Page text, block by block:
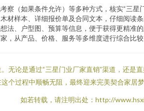
察（如果条件允许）等多种方式，核实“三星
材样本、详细报价单及合同文本，仔细阅读条
法、户型图、预算等信息，便于获得更精准的
，从产品、价格、服务等多维度进行综合比较
无论是通过“三星门业厂家直销”渠道，还是
个过程中顺畅无阻，最终迎来完美契合家居梦
如若转载，请注明出处：http://